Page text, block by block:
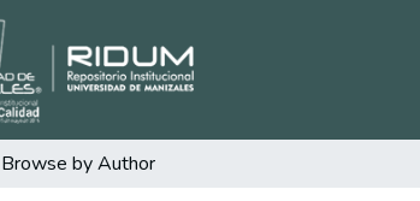
Browse by Author